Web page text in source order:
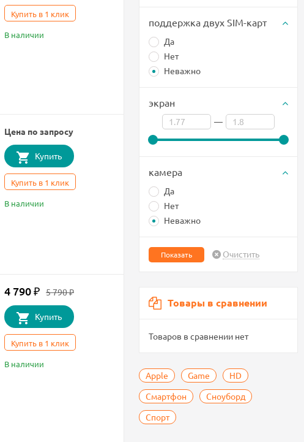
поддержка двух SIM-карт
Да
Нет
Неважно
экран
—
камера
Да
Нет
Неважно
Очистить
Товары в сравнении
Товаров в сравнении нет
Apple Game
HD
Смартфон
Сноуборд
Спорт
Купить в 1 клик
В наличии
Цена по запросу
Купить
Купить в 1 клик
В наличии
4 790 ₽ 5 790 ₽
Купить
Купить в 1 клик
В наличии